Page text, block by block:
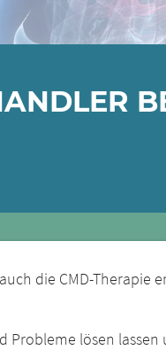
die CMD-Therapie
lösen